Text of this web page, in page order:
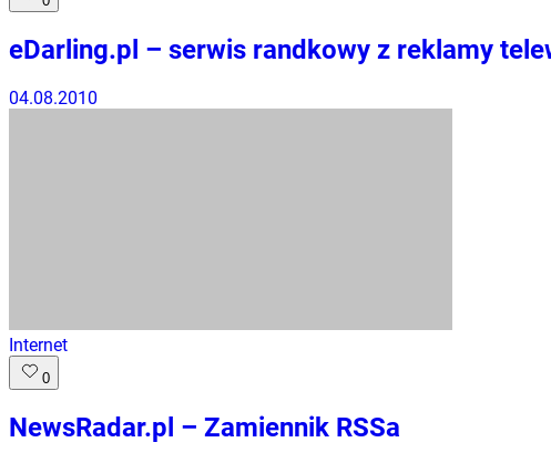
eDarling.pl – serwis randkowy z reklamy
04.08.2010
Internet
0
NewsRadar.pl – Zamiennik RSSa